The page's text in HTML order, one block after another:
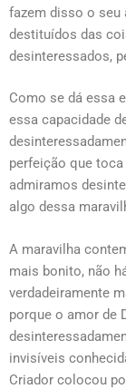
fazem disso o seu
destituídos das
desinteressados,
Como se dá essa
essa capacidade
perfeição que
admiramos
algo dessa
A maravilha
mais bonito, não
verdadeiramente
porque o amor de
invisíveis
Criador colocou